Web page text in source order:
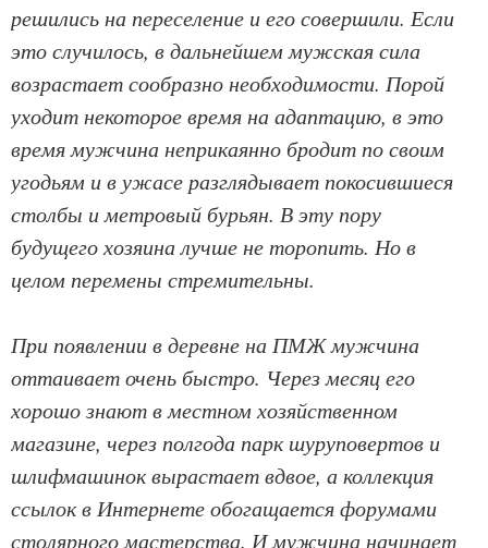
решились на переселение и его совершили. Если
это случилось, в дальнейшем мужская сила
возрастает сообразно необходимости. Порой
уходит некоторое время на адаптацию, в это
время мужчина неприкаянно бродит по своим
угодьям и в ужасе разглядывает покосившиеся
столбы и метровый бурьян. В эту пору
будущего хозяина лучше не торопить. Но в
целом перемены стремительны.
При появлении в деревне на ПМЖ мужчина
оттаивает очень быстро. Через месяц его
хорошо знают в местном хозяйственном
магазине, через полгода парк шуруповертов и
шлифмашинок вырастает вдвое, а коллекция
ссылок в Интернете обогащается форумами
столярного мастерства. И мужчина начинает